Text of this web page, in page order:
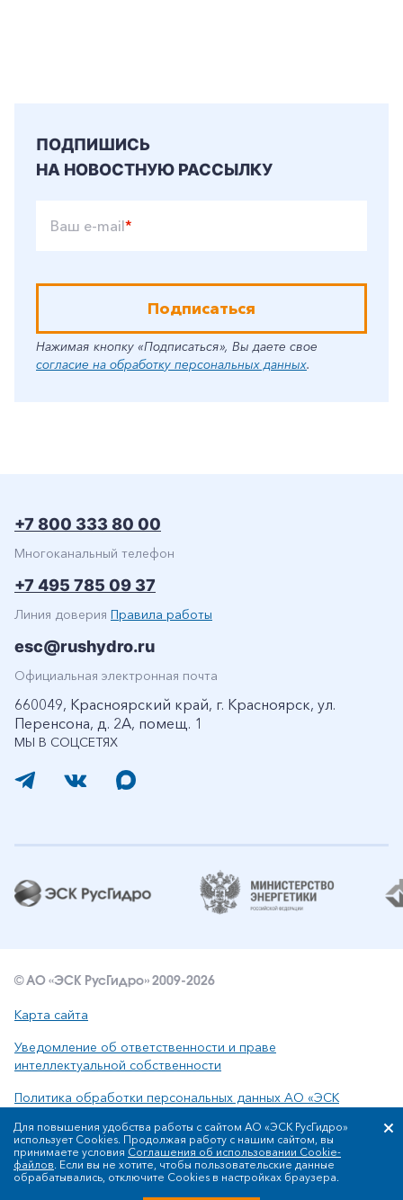
ПОДПИШИСЬ
НА НОВОСТНУЮ РАССЫЛКУ
Ваш e-mail*
Подписаться
Нажимая кнопку «Подписаться», Вы даете свое
согласие на обработку персональных данных.
МЫ В СОЦСЕТЯХ
+7 800 333 80 00
Многоканальный телефон
+7 495 785 09 37
Линия доверия Правила работы
esc@rushydro.ru
Официальная электронная почта
660049, Красноярский край, г. Красноярск, ул.
Перенсона, д. 2А, помещ. 1
© АО «ЭСК РусГидро» 2009-2026
Карта сайта
Уведомление об ответственности и праве
интеллектуальной собственности
Политика обработки персональных данных АО «ЭСК
Сообщить об ошибке: ctrl+enter
Для повышения удобства работы с сайтом АО «ЭСК РусГидро»
использует Cookies. Продолжая работу с нашим сайтом, вы
принимаете условия Соглашения об использовании Cookie-
файлов. Если вы не хотите, чтобы пользовательские данные
обрабатывались, отключите Cookies в настройках браузера.